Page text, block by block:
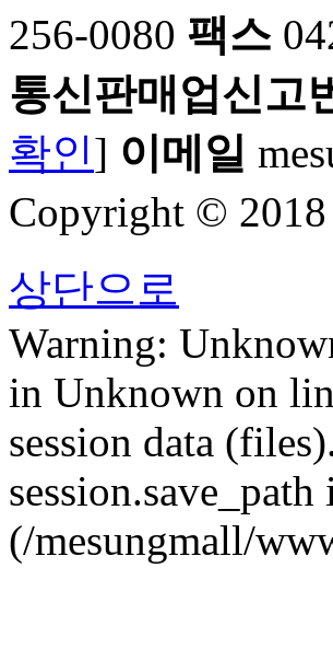
256-0080 팩스
통신판매업신고
확인] 이메일
Copyright ©
상단으로
Warning:
in Unknown on
session data
session.save_path
(/mesungmall/